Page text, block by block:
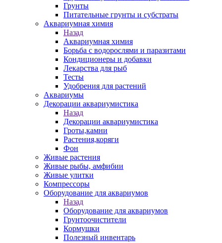
Грунты
Питательные грунты и субстраты
Аквариумная химия
Назад
Аквариумная химия
Борьба с водорослями и паразитами
Кондиционеры и добавки
Лекарства для рыб
Тесты
Удобрения для растений
Аквариумы
Декорации аквариумистика
Назад
Декорации аквариумистика
Гроты,камни
Растения,коряги
Фон
Живые растения
Живые рыбы, амфибии
Живые улитки
Компрессоры
Оборудование для аквариумов
Назад
Оборудование для аквариумов
Грунтоочистители
Кормушки
Полезный инвентарь